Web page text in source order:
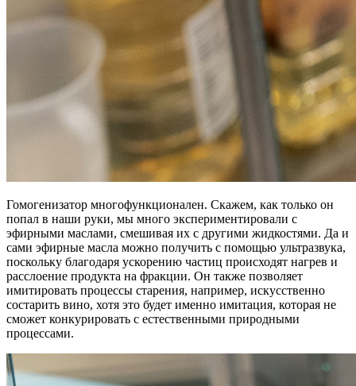
Гомогенизатор многофункционален. Скажем, как только он
попал в наши руки, мы много экспериментировали с
эфирными маслами, смешивая их с другими жидкостями. Да и
сами эфирные масла можно получить с помощью ультразвука,
поскольку благодаря ускорению частиц происходят нагрев и
расслоение продукта на фракции. Он также позволяет
имитировать процессы старения, например, искусственно
состарить вино, хотя это будет именно имитация, которая не
сможет конкурировать с естественными природными
процессами.